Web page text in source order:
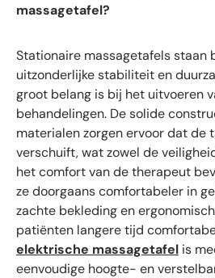
massagetafel?
Stationaire massagetafels staan
uitzonderlijke stabiliteit en
groot belang is bij het uitvoeren
behandelingen. De solide
materialen zorgen ervoor dat de
verschuift, wat zowel de
het comfort van de therapeut
ze doorgaans comfortabeler in
zachte bekleding en
patiënten langere tijd
elektrische massagetafel is
eenvoudige hoogte- en